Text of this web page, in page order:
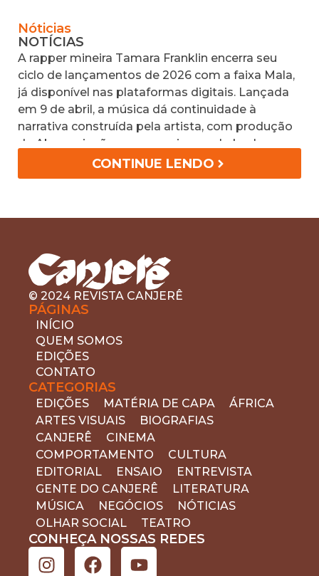
Nóticias
NOTÍCIAS
A rapper mineira Tamara Franklin encerra seu
ciclo de lançamentos de 2026 com a faixa Mala,
já disponível nas plataformas digitais. Lançada
em 9 de abril, a música dá continuidade à
narrativa construída pela artista, com produção
de Abu e criação em parceria com Lukynha.
Inspirado na gíria belorizontina, o single traz um
storytelling marcado por estratégia, vivência
CONTINUE LENDO
© 2024 REVISTA CANJERÊ
PÁGINAS
INÍCIO
QUEM SOMOS
EDIÇÕES
CONTATO
CATEGORIAS
EDIÇÕES MATÉRIA DE CAPA
ÁFRICA
ARTES VISUAIS
BIOGRAFIAS
CANJERÊ
CINEMA
COMPORTAMENTO
CULTURA
EDITORIAL
ENSAIO
ENTREVISTA
GENTE DO CANJERÊ
LITERATURA
MÚSICA
NEGÓCIOS
NÓTICIAS
OLHAR SOCIAL
TEATRO
CONHEÇA NOSSAS REDES